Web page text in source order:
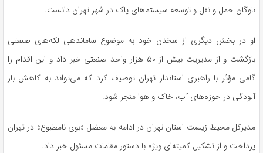
ناوگان حمل و نقل و توسعه سیستم‌های پاک در شهر تهران دانست.
او در بخش دیگری از سخنان خود به موضوع ساماندهی لکه‌های صنعتی
بازگشت و از مدیریت بیش از ۵۰ هزار واحد صنعتی خبر داد و این اقدام را
گامی مؤثر با راهبری استاندار تهران توصیف کرد که می‌تواند به کاهش بار
آلودگی در حوزه‌های آب، خاک و هوا منجر شود.
مدیرکل محیط زیست استان تهران در ادامه به معضل «بوی نامطبوع» در تهران
پرداخت و از تشکیل کمیته‌ای ویژه با دستور مقامات مسئول خبر داد.